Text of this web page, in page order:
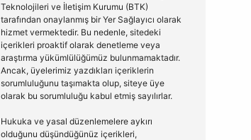
Teknolojileri ve İletişim Kurumu (BTK)
tarafından onaylanmış bir Yer Sağlayıcı olarak
hizmet vermektedir. Bu nedenle, sitedeki
içerikleri proaktif olarak denetleme veya
araştırma yükümlülüğümüz bulunmamaktadır.
Ancak, üyelerimiz yazdıkları içeriklerin
sorumluluğunu taşımakta olup, siteye üye
olarak bu sorumluluğu kabul etmiş sayılırlar.
Hukuka ve yasal düzenlemelere aykırı
olduğunu düşündüğünüz içerikleri,